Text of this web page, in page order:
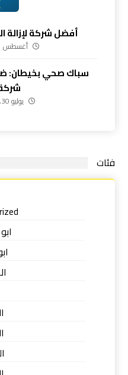
أفضل شركة لإزالة
أغسطس 1, 2026
سباك صحي بخيطان:
يوليو 30, 2026
فئات